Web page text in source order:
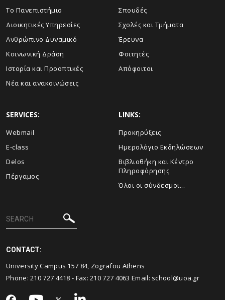
Το Πανεπιστήμιο
Διοικητικές Υπηρεσίες
Ανθρώπινο Δυναμικό
Κοινωνική Δράση
Ιστορία και Προοπτικές
Νέα και ανακοινώσεις
Σπουδές
Σχολές και Τμήματα
Έρευνα
Φοιτητές
Απόφοιτοι
SERVICES:
Webmail
E-class
Delos
Πέργαμος
LINKS:
Προκηρύξεις
Ημερολόγιο Εκδηλώσεων
Βιβλιοθήκη και Κέντρο
Πληροφόρησης
Όλοι οι σύνδεσμοι...
CONTACT:
University Campus 157 84, Zografou Athens
Phone:210 727 4418 - Fax:210 727 4063 Email: school@uoa.gr